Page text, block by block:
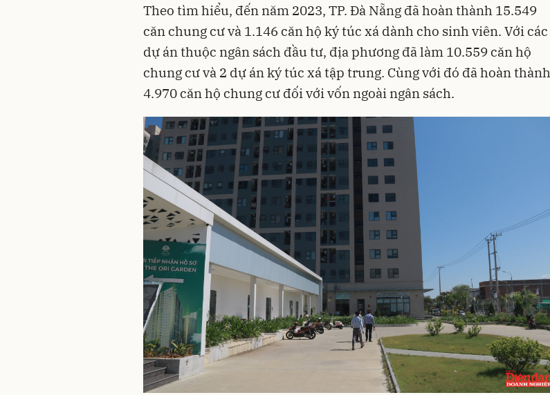
Theo tìm hiểu, đến năm 2023, TP. Đà Nẵng đã hoàn thành 15.549
căn chung cư và 1.146 căn hộ ký túc xá dành cho sinh viên. Với các
dự án thuộc ngân sách đầu tư, địa phương đã làm 10.559 căn hộ
chung cư và 2 dự án ký túc xá tập trung. Cùng với đó đã hoàn thành
4.970 căn hộ chung cư đối với vốn ngoài ngân sách.